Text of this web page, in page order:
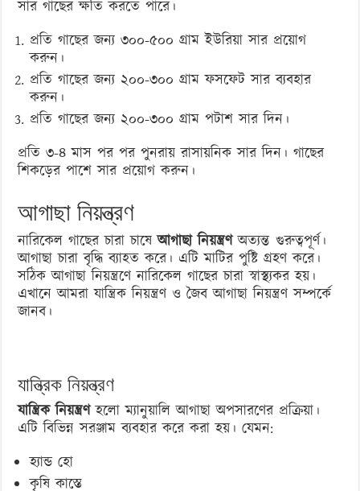
সার গাছের ক্ষতি করতে পারে।
প্রতি গাছের জন্য ৩০০-৫০০ গ্রাম ইউরিয়া সার প্রয়োগ
করুন।
প্রতি গাছের জন্য ২০০-৩০০ গ্রাম ফসফেট সার ব্যবহার
করুন।
প্রতি গাছের জন্য ২০০-৩০০ গ্রাম পটাশ সার দিন।
প্রতি ৩-৪ মাস পর পর পুনরায় রাসায়নিক সার দিন। গাছের
শিকড়ের পাশে সার প্রয়োগ করুন।
আগাছা নিয়ন্ত্রণ
নারিকেল গাছের চারা চাষেআগাছা নিয়ন্ত্রণঅত্যন্ত গুরুত্বপূর্ণ।
আগাছা চারা বৃদ্ধি ব্যাহত করে। এটি মাটির পুষ্টি গ্রহণ করে।
সঠিক আগাছা নিয়ন্ত্রণে নারিকেল গাছের চারা স্বাস্থ্যকর হয়।
এখানে আমরা যান্ত্রিক নিয়ন্ত্রণ ও জৈব আগাছা নিয়ন্ত্রণ সম্পর্কে
জানব।
যান্ত্রিক নিয়ন্ত্রণ
যান্ত্রিক নিয়ন্ত্রণহলো ম্যানুয়ালি আগাছা অপসারণের প্রক্রিয়া।
এটি বিভিন্ন সরঞ্জাম ব্যবহার করে করা হয়। যেমন:
হ্যান্ড হো
কৃষি কাস্তে